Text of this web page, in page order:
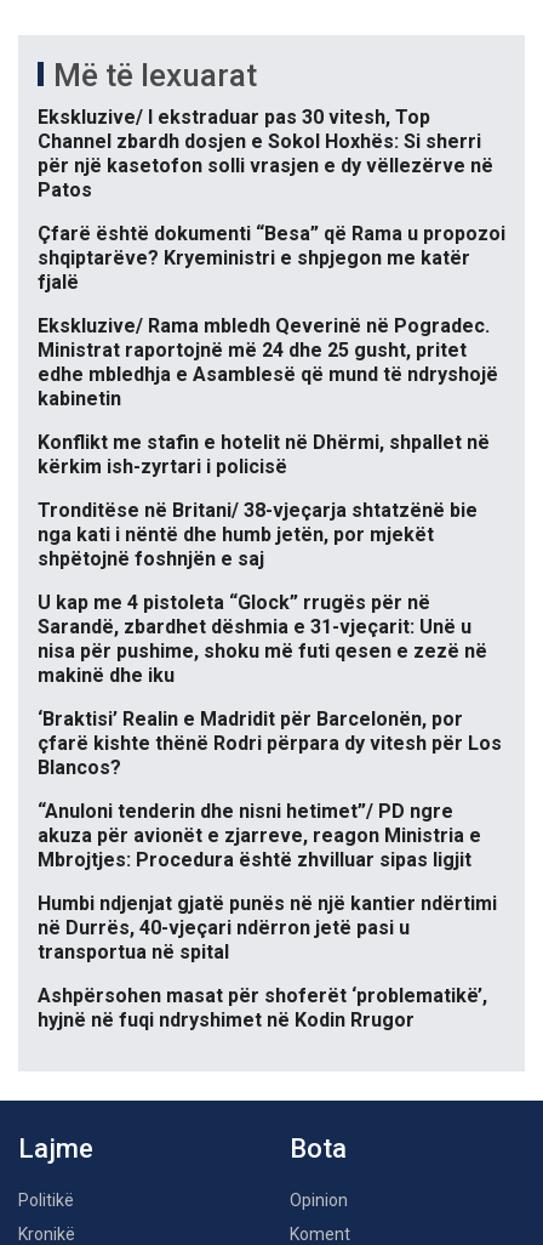
Më të lexuarat
Ekskluzive/ I ekstraduar pas 30 vitesh, Top
Channel zbardh dosjen e Sokol Hoxhës: Si sherri
për një kasetofon solli vrasjen e dy vëllezërve në
Patos
Çfarë është dokumenti “Besa” që Rama u propozoi
shqiptarëve? Kryeministri e shpjegon me katër
fjalë
Ekskluzive/ Rama mbledh Qeverinë në Pogradec.
Ministrat raportojnë më 24 dhe 25 gusht, pritet
edhe mbledhja e Asamblesë që mund të ndryshojë
kabinetin
Konflikt me stafin e hotelit në Dhërmi, shpallet në
kërkim ish-zyrtari i policisë
Tronditëse në Britani/ 38-vjeçarja shtatzënë bie
nga kati i nëntë dhe humb jetën, por mjekët
shpëtojnë foshnjën e saj
U kap me 4 pistoleta “Glock” rrugës për në
Sarandë, zbardhet dëshmia e 31-vjeçarit: Unë u
nisa për pushime, shoku më futi qesen e zezë në
makinë dhe iku
‘Braktisi’ Realin e Madridit për Barcelonën, por
çfarë kishte thënë Rodri përpara dy vitesh për Los
Blancos?
“Anuloni tenderin dhe nisni hetimet”/ PD ngre
akuza për avionët e zjarreve, reagon Ministria e
Mbrojtjes: Procedura është zhvilluar sipas ligjit
Humbi ndjenjat gjatë punës në një kantier ndërtimi
në Durrës, 40-vjeçari ndërron jetë pasi u
transportua në spital
Ashpërsohen masat për shoferët ‘problematikë’,
hyjnë në fuqi ndryshimet në Kodin Rrugor
Lajme
Politikë
Kronikë
Bota
Opinion
Koment